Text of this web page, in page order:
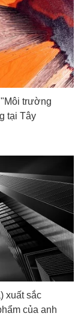
trường
tại Tây
xuất sắc
của anh